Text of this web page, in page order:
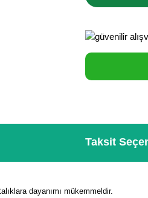
Taksit
dayanımı mükemmeldir.